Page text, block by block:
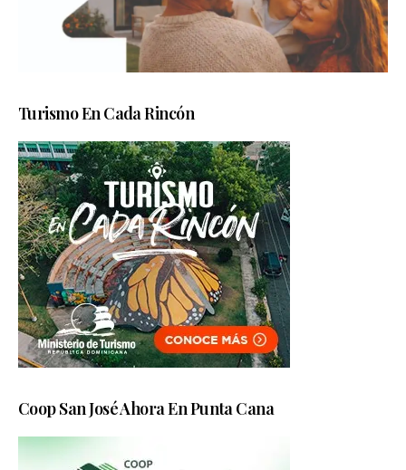
Turismo En Cada Rincón
Coop San José Ahora En Punta Cana